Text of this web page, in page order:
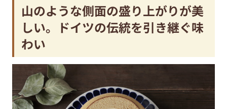
山のような側面の盛り上がりが美
しい。ドイツの伝統を引き継ぐ味
わい